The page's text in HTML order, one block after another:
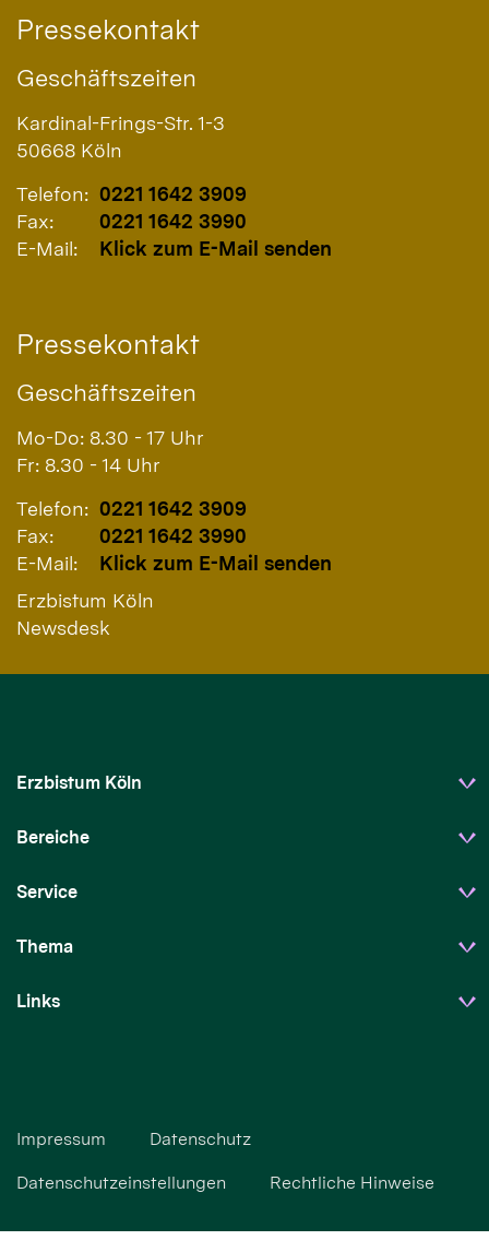
Pressekontakt
Geschäftszeiten
Kardinal-Frings-Str. 1-3
50668 Köln
Telefon: 0221 1642 3909
Fax:
0221 1642 3990
E-Mail:
Klick zum E-Mail senden
Pressekontakt
Geschäftszeiten
Mo-Do: 8.30 - 17 Uhr
Fr: 8.30 - 14 Uhr
Telefon: 0221 1642 3909
Fax:
0221 1642 3990
E-Mail:
Klick zum E-Mail senden
Erzbistum Köln
Newsdesk
Erzbistum Köln
Bereiche
Service
Thema
Links
Impressum Datenschutz
Datenschutzeinstellungen Rechtliche Hinweise